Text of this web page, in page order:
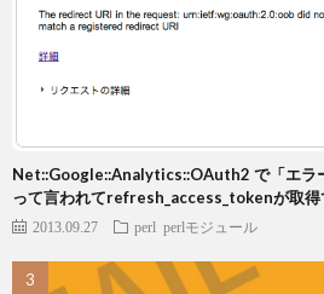
Net::Google::Analytics::OAuth2 で「エラ
って言われてrefresh_access_tokenが取得
2013.09.27 perl perlモジュール